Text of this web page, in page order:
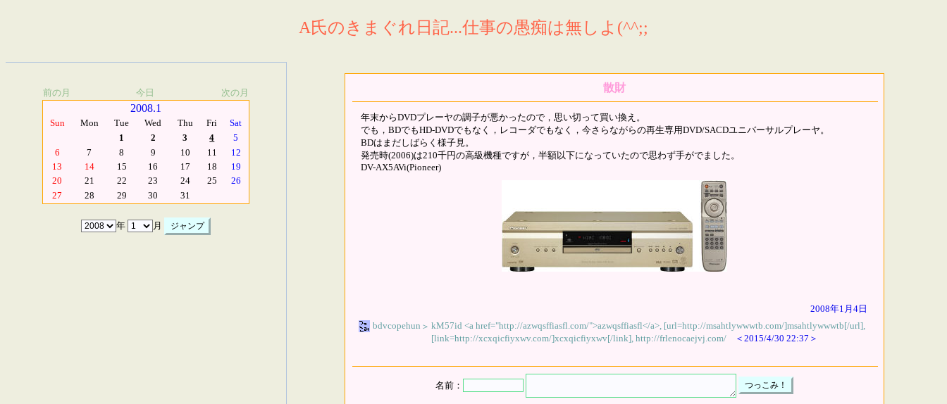
A氏のきまぐれ日記...仕事の愚痴は無しよ(^^;;
前の月 今日 次の月
2008.1
Sun Mon Tue Wed Thu Fri
Sat
1
2 3 4
5
6
7 8 9 10 11
12
13
14 15 16 17 18
19
20
21 22 23 24 25
26
27
28 29 30 31
年 月
散財
年末からDVDプレーヤの調子が悪かったので，思い切って買い換え。
でも，BDでもHD-DVDでもなく，レコーダでもなく，今さらながらの再生専用DVD/SACDユニバーサルプレーヤ。
BDはまだしばらく様子見。
発売時(2006)は210千円の高級機種ですが，半額以下になっていたので思わず手がでました。
DV-AX5AVi(Pioneer)
2008年1月4日
bdvcopehun ＞ kM57id <a href="http://azwqsffiasfl.com/">azwqsffiasfl</a>, [url=http://msahtlywwwtb.com/]msahtlywwwtb[/url],
[link=http://xcxqicfiyxwv.com/]xcxqicfiyxwv[/link], http://frlenocaejvj.com/
＜2015/4/30 22:37＞
名前：